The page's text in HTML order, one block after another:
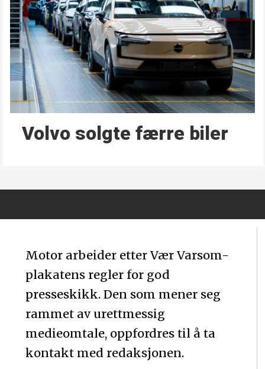
Volvo solgte færre biler
Motor arbeider etter Vær Varsom-
plakatens regler for god
presseskikk. Den som mener seg
rammet av urettmessig
medieomtale, oppfordres til å ta
kontakt med redaksjonen.